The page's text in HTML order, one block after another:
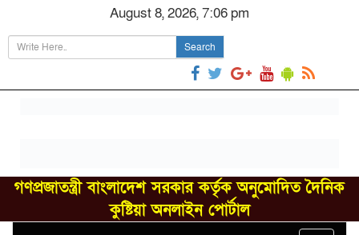
August 8, 2026, 7:06 pm
Search
গণপ্রজাতন্ত্রী বাংলাদেশ সরকার কর্তৃক অনুমোদিত দৈনিক
কুষ্টিয়া অনলাইন পোর্টাল